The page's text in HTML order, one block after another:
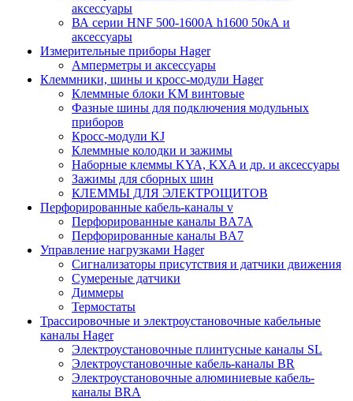
аксессуары
ВА серии HNF 500-1600А h1600 50кА и
аксессуары
Измерительные приборы Hager
Амперметры и аксессуары
Клеммники, шины и кросс-модули Hager
Клеммные блоки KM винтовые
Фазные шины для подключения модульных
приборов
Кросс-модули KJ
Клеммные колодки и зажимы
Наборные клеммы KYA, KXA и др. и аксессуары
Зажимы для сборных шин
КЛЕММЫ ДЛЯ ЭЛЕКТРОЩИТОВ
Перфорированные кабель-каналы v
Перфорированные каналы BA7A
Перфорированные каналы BA7
Управление нагрузками Hager
Сигнализаторы присутствия и датчики движения
Сумереные датчики
Диммеры
Термостаты
Трассировочные и электроустановочные кабельные
каналы Hager
Электроустановочные плинтусные каналы SL
Электроустановочные кабель-каналы BR
Электроустановочные алюминиевые кабель-
каналы BRA